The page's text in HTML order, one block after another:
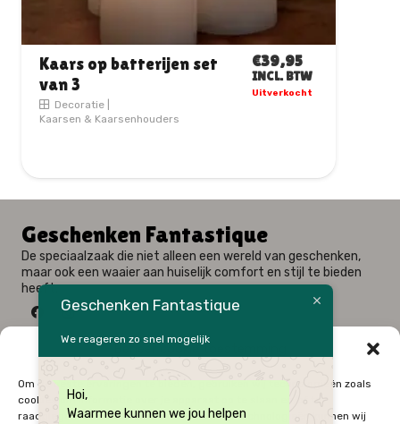
Beheer cookie toestemming
Om de beste ervaringen te bieden, gebruiken wij technologieën zoals
cookies om informatie over je apparaat op te slaan en/of te
raadplegen. Door in te stemmen met deze technologieën kunnen wij
Zeeppompje met tekst
Communie – lentefeest
Einde schooljaar
|Meter en peter Moederdag
€9,95INCL.
BTW
2 op voorraad
Geschenken Fantastique
De speciaalzaak die niet alleen een wereld van geschenken,
maar ook een waaier aan huiselijk comfort en stijl te bieden
heeft.
Webshop: Zwaluwenlaan 33 bus 301 – 8434 Westende
09 / 384 10 10
Geschenken Fantastique
We reageren zo snel mogelijk
Hoi,
Waarmee kunnen we jou helpen